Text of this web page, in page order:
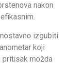
nakon
izgubiti
koji
pritisak možda